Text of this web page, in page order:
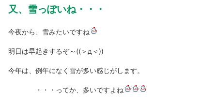
又、雪っぽいね・・・
今夜から、雪みたいですね
明日は早起きするぞ～((＞д＜))
今年は、例年になく雪が多い感じがします。
・・・ってか、多いですよね